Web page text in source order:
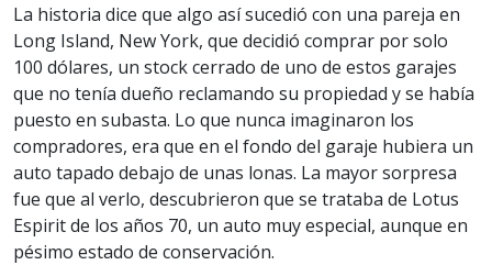
La historia dice que algo así sucedió con una pareja en
Long Island, New York, que decidió comprar por solo
100 dólares, un stock cerrado de uno de estos garajes
que no tenía dueño reclamando su propiedad y se había
puesto en subasta. Lo que nunca imaginaron los
compradores, era que en el fondo del garaje hubiera un
auto tapado debajo de unas lonas. La mayor sorpresa
fue que al verlo, descubrieron que se trataba de Lotus
Espirit de los años 70, un auto muy especial, aunque en
pésimo estado de conservación.